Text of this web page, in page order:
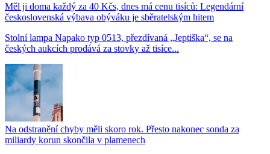
Měl ji doma každý za 40 Kčs, dnes má cenu tisíců: Legendární
československá výbava obýváku je sběratelským hitem
Stolní lampa Napako typ 0513, přezdívaná „Jeptiška“, se na
českých aukcích prodává za stovky až tisíce...
Na odstranění chyby měli skoro rok. Přesto nakonec sonda za
miliardy korun skončila v plamenech